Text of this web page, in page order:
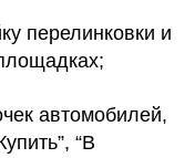
перелинковки и
автомобилей,
“В